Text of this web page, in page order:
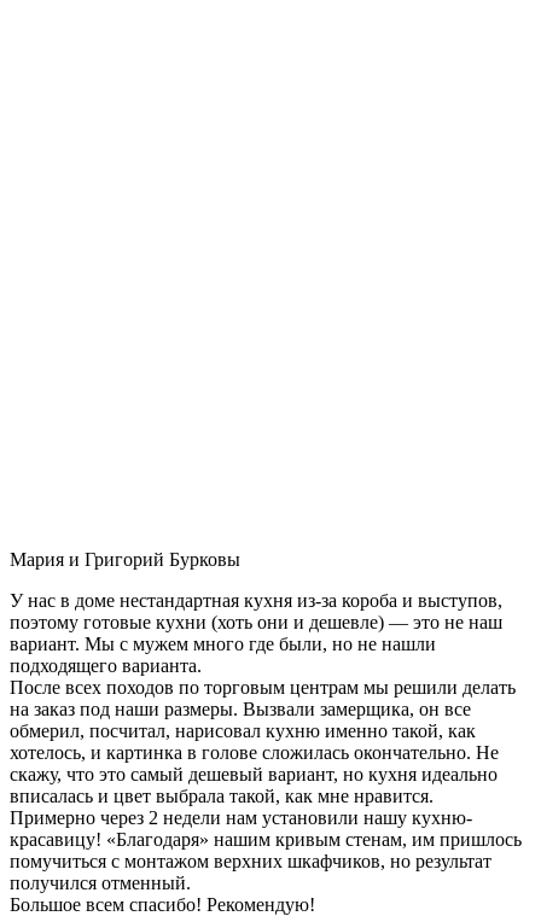
Мария и Григорий Бурковы
У нас в доме нестандартная кухня из-за короба и выступов,
поэтому готовые кухни (хоть они и дешевле) — это не наш
вариант. Мы с мужем много где были, но не нашли
подходящего варианта.
После всех походов по торговым центрам мы решили делать
на заказ под наши размеры. Вызвали замерщика, он все
обмерил, посчитал, нарисовал кухню именно такой, как
хотелось, и картинка в голове сложилась окончательно. Не
скажу, что это самый дешевый вариант, но кухня идеально
вписалась и цвет выбрала такой, как мне нравится.
Примерно через 2 недели нам установили нашу кухню-
красавицу! «Благодаря» нашим кривым стенам, им пришлось
помучиться с монтажом верхних шкафчиков, но результат
получился отменный.
Большое всем спасибо! Рекомендую!